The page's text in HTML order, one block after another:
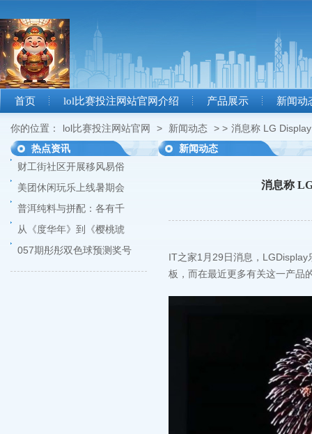
首页 lol比赛投注网站官网介绍 产品展示 新闻动
你的位置： lol比赛投注网站官网 > 新闻动态 > > 消息称 LG
热点资讯
财工街社区开展移风易俗
美团休闲玩乐上线暑期会
普洱纯料与拼配：各有千
从《度华年》到《樱桃琥
057期彤彤双色球预测奖号
新闻动态
消息称
IT之家1月29日消息，
板，而在最近更多有关这一产品